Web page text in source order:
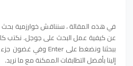
عن كيفية عمل البحث على جوجل. نكتب
إلينا بأفضل التطابقات الممكنة مع ما نريد.